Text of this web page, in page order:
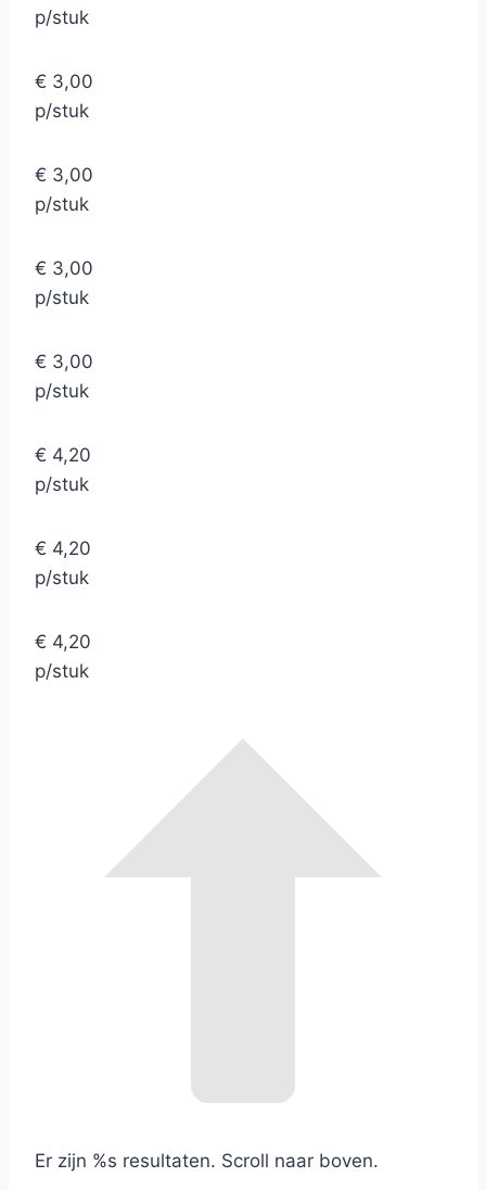
p/stuk
€ 3,00
p/stuk
€ 3,00
p/stuk
€ 3,00
p/stuk
€ 3,00
p/stuk
€ 4,20
p/stuk
€ 4,20
p/stuk
€ 4,20
p/stuk
Er zijn %s resultaten. Scroll naar boven.